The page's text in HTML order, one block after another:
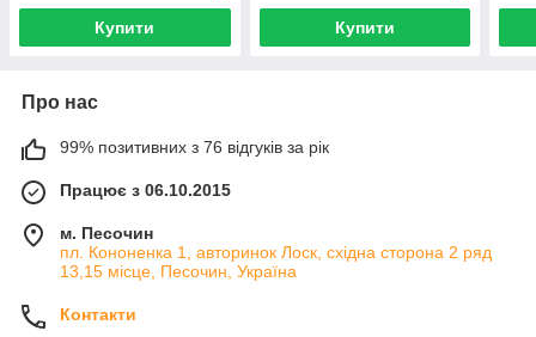
Купити Купити
Про нас
99% позитивних з 76 відгуків за рік
Працює з 06.10.2015
м. Песочин
пл. Кононенка 1, авторинок Лоск, східна сторона 2 ряд
13,15 місце, Песочин, Україна
Контакти